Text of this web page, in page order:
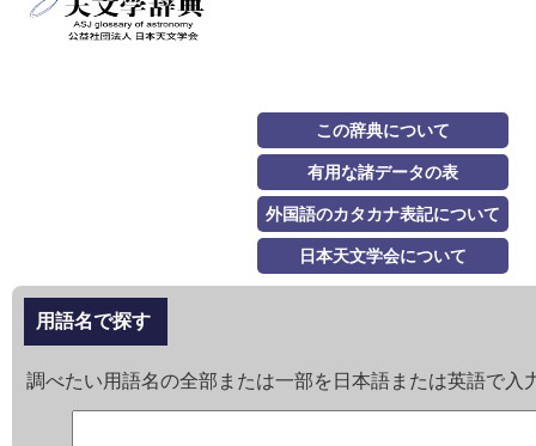
この辞典について
有用な諸データの表
外国語のカタカナ表記について
日本天文学会について
用語名で探す
調べたい用語名の全部または一部を日本語または英語で入